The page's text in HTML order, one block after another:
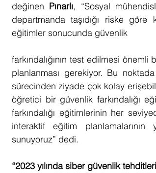
değinen Pınarlı, “Sosyal
departmanda taşıdığı riske göre
eğitimler sonucunda güvenlik
farkındalığının test edilmesi
planlanması gerekiyor. Bu
sürecinden ziyade çok kolay
öğretici bir güvenlik farkındalığı
farkındalığı eğitimlerinin her
interaktif eğitim planlamalarının
sunuyoruz” dedi.
“2023 yılında siber güvenlik